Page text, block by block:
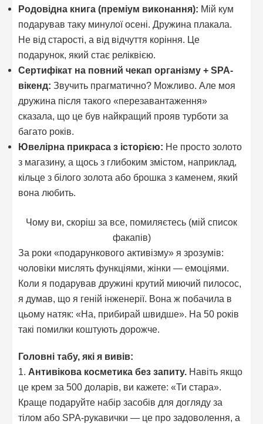
Родовідна книга (преміум виконання): Мій кум
подарував таку минулої осені. Дружина плакала.
Не від старості, а від відчуття коріння. Це
подарунок, який стає реліквією.
Сертифікат на повний чекап організму + SPA-
вікенд: Звучить прагматично? Можливо. Але моя
дружина після такого «перезавантаження»
сказала, що це був найкращий прояв турботи за
багато років.
Ювелірна прикраса з історією: Не просто золото
з магазину, а щось з глибоким змістом, наприклад,
кільце з білого золота або брошка з каменем, який
вона любить.
Чому ви, скоріш за все, помиляєтесь (мій список
факапів)
За роки «подарункового активізму» я зрозумів:
чоловіки мислять функціями, жінки — емоціями.
Коли я подарував дружині крутий миючий пилосос,
я думав, що я геній інженерії. Вона ж побачила в
цьому натяк: «На, прибирай швидше». На 50 років
такі помилки коштують дорожче.
Головні табу, які я вивів:
1. Антивікова косметика без запиту. Навіть якщо
це крем за 500 доларів, ви кажете: «Ти стара».
Краще подаруйте набір засобів для догляду за
тілом або SPA-рукавички — це про задоволення, а